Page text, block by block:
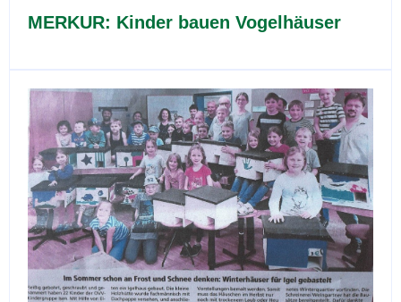
MERKUR: Kinder bauen Vogelhäuser